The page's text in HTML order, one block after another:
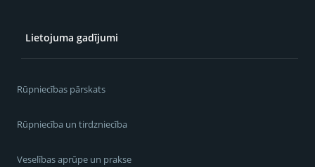
Lietojuma gadījumi
Rūpniecības pārskats
Rūpniecība un tirdzniecība
Veselības aprūpe un prakse